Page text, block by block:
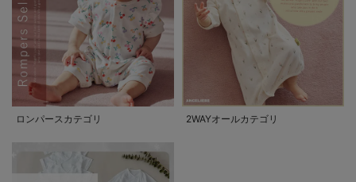
ロンパースカテゴリ 2WAYオールカテゴリ